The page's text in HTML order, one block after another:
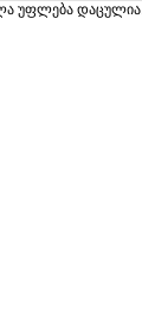
უფლება დაცულია.